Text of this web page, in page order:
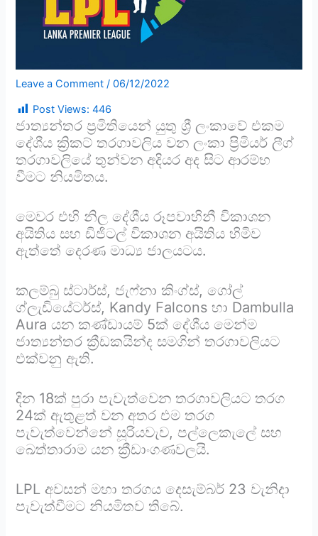
Leave a Comment /06/12/2022
Post Views: 446
ජාත්‍යන්තර ප්‍රමිතියෙන් යුතු ශ්‍රී ලංකාවේ එකම
දේශීය ක්‍රිකට් තරගාවලිය වන ලංකා ප්‍රිමියර් ලීග්
තරගාවලියේ තුන්වන අදියර අද සිට ආරම්භ
වීමට නියමිතය.
මෙවර එහි නිල දේශීය රූපවාහිනී විකාශන
අයිතිය සහ ඩිජිටල් විකාශන අයිතිය හිමිව
ඇත්තේ දෙරණ මාධ්‍ය ජාලයටය.
කලම්බු ස්ටාර්ස්, ජැෆ්නා කිංග්ස්, ගෝල්
ග්ලැඩියේටර්ස්, Kandy Falcons හා Dambulla
Aura යන කණ්ඩායම් 5ක් දේශීය මෙන්ම
ජාත්‍යන්තර ක්‍රීඩකයින්ද සමගින් තරගාවලියට
එක්වනු ඇති.
දින 18ක් පුරා පැවැත්වෙන තරගාවලියට තරග
24ක් ඇතුළත් වන අතර එම තරග
පැවැත්වෙන්නේ සූරියවැව, පල්ලෙකැලේ සහ
ඛෙත්තාරාම යන ක්‍රීඩාංගණවලයි.
LPL අවසන් මහා තරගය දෙසැම්බර් 23 වැනිදා
පැවැත්වීමට නියමිතව තිබේ.